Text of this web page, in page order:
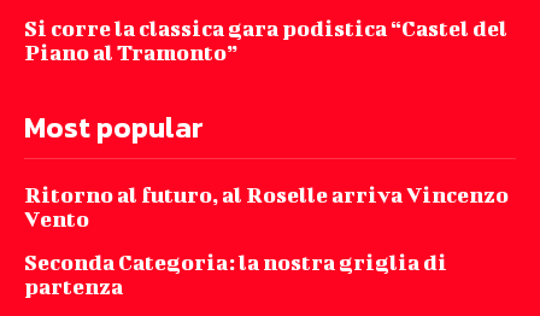
Si corre la classica gara podistica “Castel del
Piano al Tramonto”
Most popular
Ritorno al futuro, al Roselle arriva Vincenzo
Vento
Seconda Categoria: la nostra griglia di
partenza